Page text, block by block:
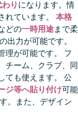
り になります。情
れています。 本格
どの一時用途まで柔
の出力が可能です。
理が可能です。 フ
チーム、クラブ、同
ても使えます。 公
ジ等へ貼り付け可能
。また、デザイン